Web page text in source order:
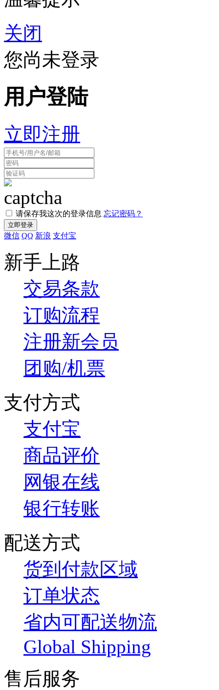
关闭
您尚未登录
用户登陆
立即注册
请保存我这次的登录信息 忘记密码？
微信 QQ 新浪 支付宝
新手上路
交易条款
订购流程
注册新会员
团购/机票
支付方式
支付宝
商品评价
网银在线
银行转账
配送方式
货到付款区域
订单状态
省内可配送物流
Global Shipping
售后服务